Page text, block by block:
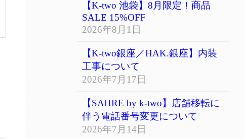
【K-two 池袋】8月限定！商品
SALE 15%OFF
2026年8月1日
【K-two銀座／HAK.銀座】内装
工事について
2026年7月17日
【SAHRE by k-two】店舗移転に
伴う電話番号変更について
2026年7月14日